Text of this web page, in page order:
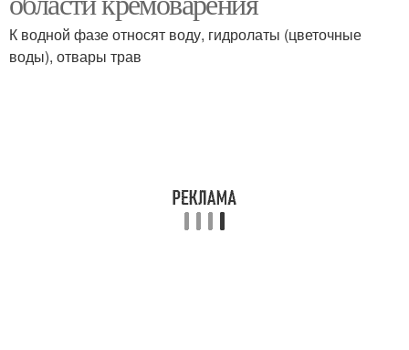
К водной фазе относят воду, гидролаты (цветочные
воды), отвары трав